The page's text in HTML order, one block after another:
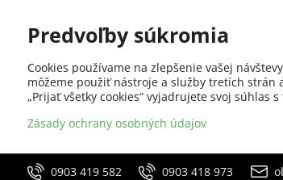
0903 419 582 0903 418 973
Predvoľby súkromia
Cookies používame na zlepšenie vašej
môžeme použiť nástroje a služby tretích strán
„Prijať všetky cookies“ vyjadrujete svoj
Zásady ochrany osobných údajov